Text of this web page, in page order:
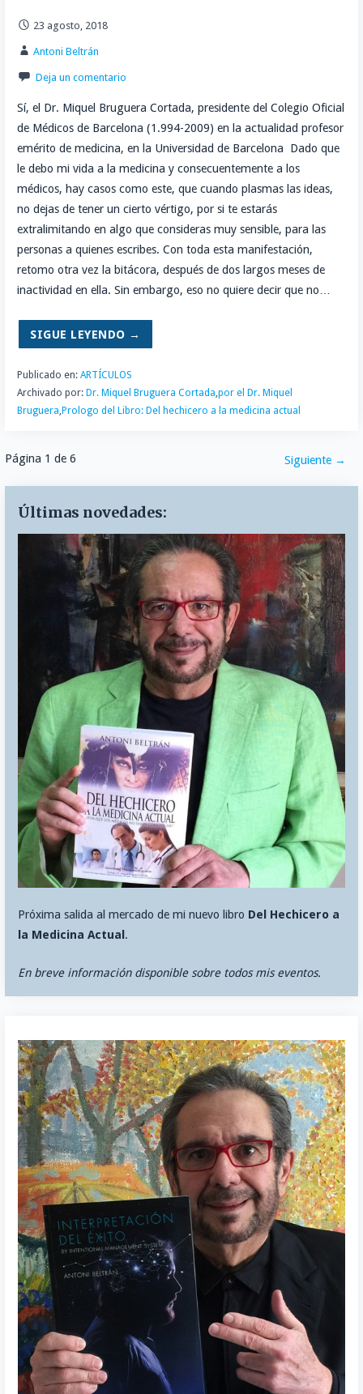
23 agosto, 2018
Antoni Beltrán
Deja un comentario
Sí, el Dr. Miquel Bruguera Cortada, presidente del Colegio Oficial
de Médicos de Barcelona (1.994-2009) en la actualidad profesor
emérito de medicina, en la Universidad de Barcelona Dado que
le debo mi vida a la medicina y consecuentemente a los
médicos, hay casos como este, que cuando plasmas las ideas,
no dejas de tener un cierto vértigo, por si te estarás
extralimitando en algo que consideras muy sensible, para las
personas a quienes escribes. Con toda esta manifestación,
retomo otra vez la bitácora, después de dos largos meses de
inactividad en ella. Sin embargo, eso no quiere decir que no…
SIGUE LEYENDO →
Publicado en: ARTÍCULOS
Archivado por: Dr. Miquel Bruguera Cortada por el Dr. Miquel
Bruguera Prologo del Libro: Del hechicero a la medicina actual
Navegación
por
Entrada
Página 1 de 6 Siguiente →
Últimas novedades:
Próxima salida al mercado de mi nuevo libro Del Hechicero a
la Medicina Actual .
En breve información disponible sobre todos mis eventos.